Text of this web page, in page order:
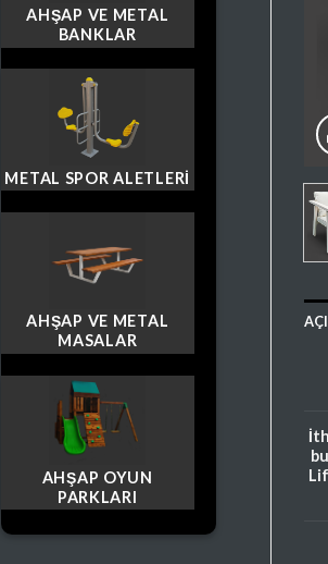
AHŞAP VE METAL
BANKLAR
METAL SPOR ALETLERI
AHŞAP VE METAL
MASALAR
AHŞAP OYUN
PARKLARI